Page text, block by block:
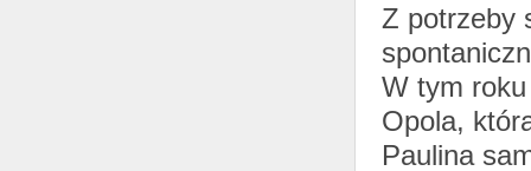
Z potrzeby
W tym roku
Opola,
Paulina